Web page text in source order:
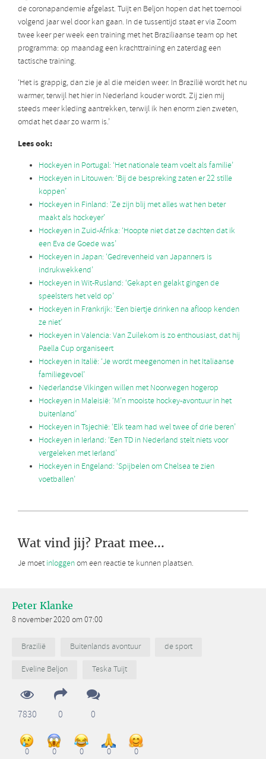
de coronapandemie afgelast. Tuijt en Beljon hopen dat het toernooi
volgend jaar wel door kan gaan. In de tussentijd staat er via Zoom
twee keer per week een training met het Braziliaanse team op het
programma: op maandag een krachttraining en zaterdag een
tactische training.
‘Het is grappig, dan zie je al die meiden weer. In Brazilië wordt het nu
warmer, terwijl het hier in Nederland kouder wordt. Zij zien mij
steeds meer kleding aantrekken, terwijl ik hen enorm zien zweten,
omdat het daar zo warm is.’
Lees ook:
Hockeyen in Portugal: ‘Het nationale team voelt als familie’
Hockeyen in Litouwen: ‘Bij de bespreking zaten er 22 stille
koppen’
Hockeyen in Finland: ‘Ze zijn blij met alles wat hen beter
maakt als hockeyer’
Hockeyen in Zuid-Afrika: ‘Hoopte niet dat ze dachten dat ik
een Eva de Goede was’
Hockeyen in Japan: ‘Gedrevenheid van Japanners is
indrukwekkend’
Hockeyen in Wit-Rusland: ‘Gekapt en gelakt gingen de
speelsters het veld op’
Hockeyen in Frankrijk: ‘Een biertje drinken na afloop kenden
ze niet’
Hockeyen in Valencia: Van Zuilekom is zo enthousiast, dat hij
Paella Cup organiseert
Hockeyen in Italië: ‘Je wordt meegenomen in het Italiaanse
familiegevoel’
Nederlandse Vikingen willen met Noorwegen hogerop
Hockeyen in Maleisië: ‘M’n mooiste hockey-avontuur in het
buitenland’
Hockeyen in Tsjechië: ‘Elk team had wel twee of drie beren’
Hockeyen in Ierland: ‘Een TD in Nederland stelt niets voor
vergeleken met Ierland’
Hockeyen in Engeland: ‘Spijbelen om Chelsea te zien
voetballen’
Wat vind jij? Praat mee...
Je moet inloggenom een reactie te kunnen plaatsen.
Peter Klanke
8 november 2020 om 07:00
Brazilië Buitenlands avontuur
de sport
Eveline Beljon
Teska Tuijt
7830 0 0
0 0 0 0 0